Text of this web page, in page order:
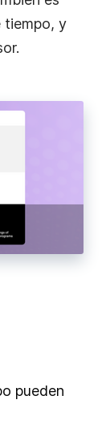
tiempo, y
pueden